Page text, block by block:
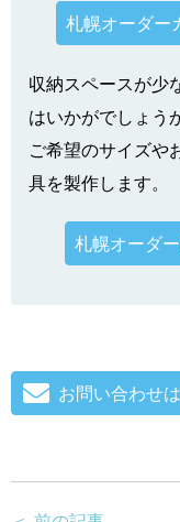
札幌オーダー
収納スペースが少
はいかがでしょう
ご希望のサイズや
具を製作します。
札幌オーダ
お問い合わせ